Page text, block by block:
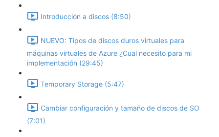
Introducción a discos (8:50)
NUEVO: Tipos de discos duros virtuales para
máquinas virtuales de Azure ¿Cual necesito para mi
implementación (29:45)
Temporary Storage (5:47)
Cambiar configuración y tamaño de discos de SO
(7:01)